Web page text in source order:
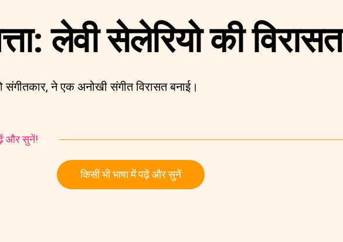
लेवी सेलेरियो की विरासत
संगीतकार, ने एक अनोखी संगीत विरासत बनाई।
और सुनें!
किसी भी भाषा में पढ़ें और सुनें